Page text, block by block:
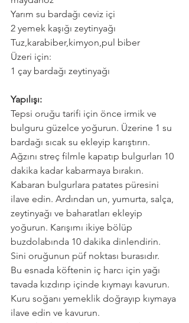
Yarım su bardağı ceviz içi
2 yemek kaşığı zeytinyağı
Tuz,karabiber,kimyon,pul biber
Üzeri için:
1 çay bardağı zeytinyağı
Yapılışı:
Tepsi oruğu tarifi için önce irmik ve
bulguru güzelce yoğurun. Üzerine 1 su
bardağı sıcak su ekleyip karıştırın.
Ağzını streç filmle kapatıp bulgurları 10
dakika kadar kabarmaya bırakın.
Kabaran bulgurlara patates püresini
ilave edin. Ardından un, yumurta, salça,
zeytinyağı ve baharatları ekleyip
yoğurun. Karışımı ikiye bölüp
buzdolabında 10 dakika dinlendirin.
Sini oruğunun püf noktası burasıdır.
Bu esnada köftenin iç harcı için yağı
tavada kızdırıp içinde kıymayı kavurun.
Kuru soğanı yemeklik doğrayıp kıymaya
ilave edin ve kavurun.